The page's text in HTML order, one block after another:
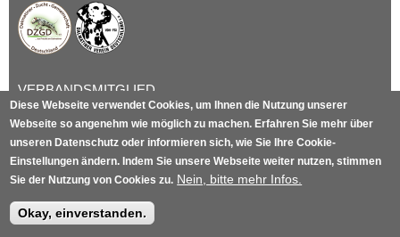
VERBANDSMITGLIED
DALMATINER ZUCHT
Diese Webseite verwendet Cookies, um Ihnen die Nutzung unserer
Webseite so angenehm wie möglich zu machen. Erfahren Sie mehr über
unseren Datenschutz oder informieren sich, wie Sie Ihre Cookie-
Einstellungen ändern. Indem Sie unsere Webseite weiter nutzen, stimmen
Sie der Nutzung von Cookies zu. Nein, bitte mehr Infos.
Okay, einverstanden.